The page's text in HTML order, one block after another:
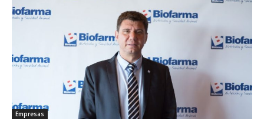
Empresas